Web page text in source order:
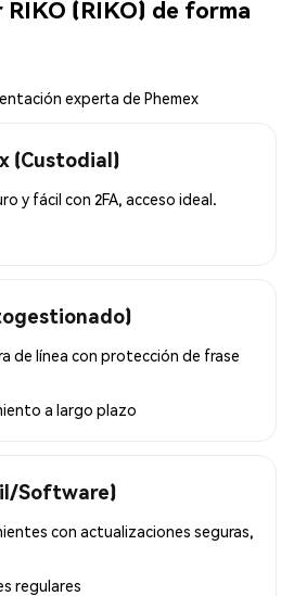
RIKO (RIKO) de forma
experta de Phemex
(Custodial)
y fácil con 2FA, acceso ideal.
de línea con protección de frase
a largo plazo
Software)
con actualizaciones seguras,
regulares